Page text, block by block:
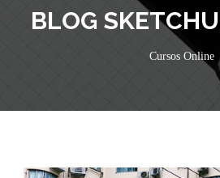
BLOG
Cursos Online